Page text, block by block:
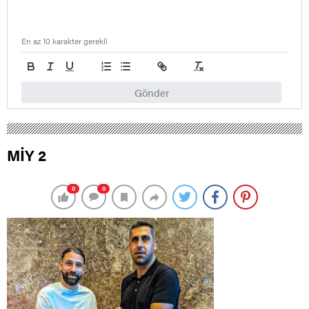
Gönder
En az 10 karakter gerekli
MİY 2
0 0